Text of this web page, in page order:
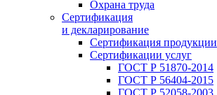
Охрана труда
Сертификация
и декларирование
Сертификация продукции
Сертификации услуг
ГОСТ Р 51870-2014
ГОСТ Р 56404-2015
ГОСТ Р 52058-2003